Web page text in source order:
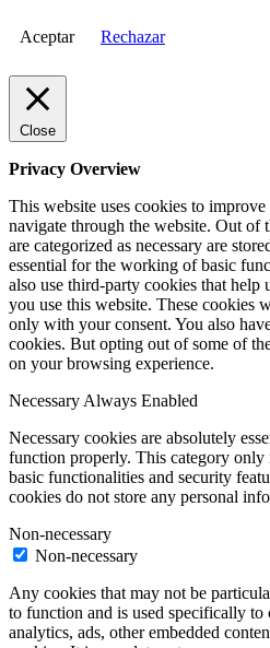
Aceptar Rechazar
Close
Privacy Overview
This website uses cookies to
navigate through the website. Out of
are categorized as necessary are
essential for the working of basic
also use third-party cookies that help
you use this website. These cookies
only with your consent. You also
cookies. But opting out of some of
on your browsing experience.
Necessary Always Enabled
Necessary cookies are absolutely
function properly. This category only
basic functionalities and security
cookies do not store any personal
Non-necessary
Non-necessary
Any cookies that may not be
to function and is used specifically to
analytics, ads, other embedded